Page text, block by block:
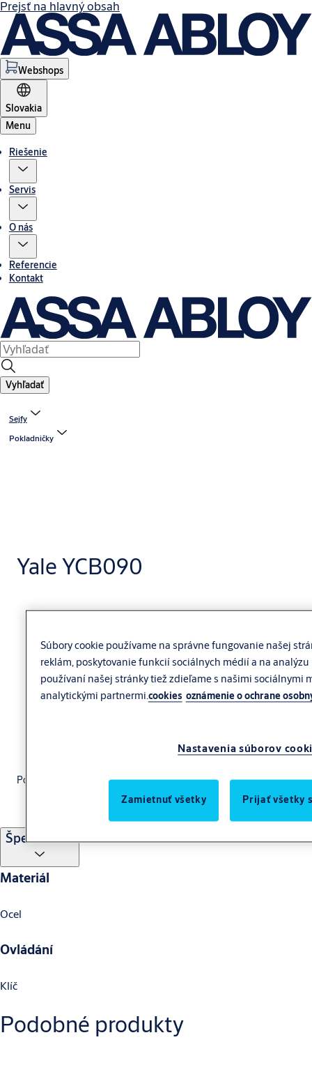
Prejsť na hlavný obsah
Webshops
Slovakia
Menu
Riešenie
Servis
O nás
Referencie
Kontakt
Vyhľadať
Sejfy
Pokladničky
Yale YCB090
Pokladnička YCB090
Špecifikácie
Materiál
Ocel
Ovládání
Klíč
Podobné produkty
Súbory cookie používame na správne fungovanie našej
reklám, poskytovanie funkcií sociálnych médií a na
používaní našej stránky tiež zdieľame s našimi sociálnymi
analytickými partnermi.cookies oznámenie o ochrane
Nastavenia súborov
Zamietnuť všetky Prijať všetky